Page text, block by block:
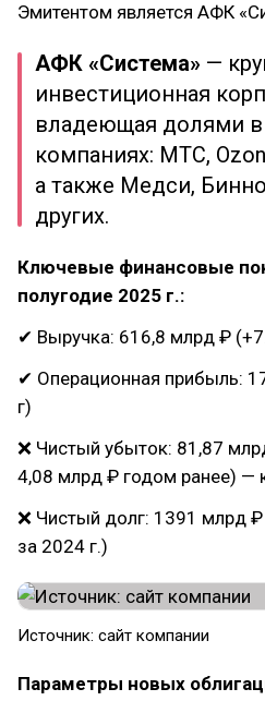
Эмитентом является АФК
АФК «Система» —
инвестиционная
владеющая долями
компаниях: МТС,
а также Медси,
других.
Ключевые финансовые
полугодие 2025 г.:
✔ Выручка: 616,8 млрд ₽
✔ Операционная прибыль:
г)
❌ Чистый убыток: 81,87
4,08 млрд ₽ годом ранее) —
❌ Чистый долг: 1391 млрд
за 2024 г.)
Источник: сайт компании
Параметры новых